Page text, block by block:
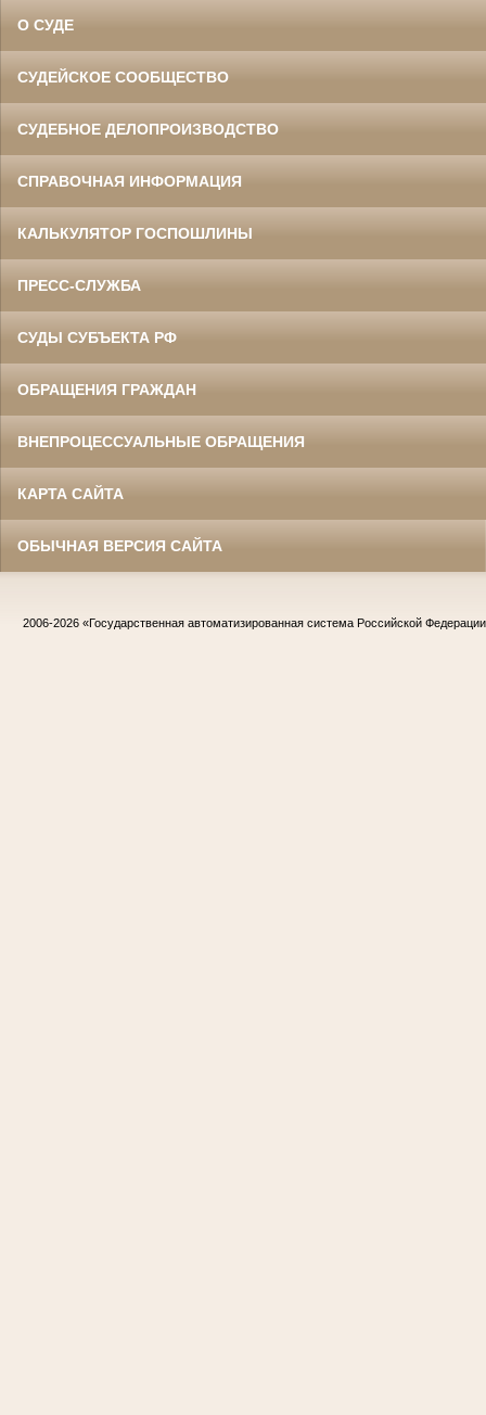
О СУДЕ
СУДЕЙСКОЕ СООБЩЕСТВО
СУДЕБНОЕ ДЕЛОПРОИЗВОДСТВО
СПРАВОЧНАЯ ИНФОРМАЦИЯ
КАЛЬКУЛЯТОР ГОСПОШЛИНЫ
ПРЕСС-СЛУЖБА
СУДЫ СУБЪЕКТА РФ
ОБРАЩЕНИЯ ГРАЖДАН
ВНЕПРОЦЕССУАЛЬНЫЕ ОБРАЩЕНИЯ
КАРТА САЙТА
ОБЫЧНАЯ ВЕРСИЯ САЙТА
2006-2026 «Государственная автоматизированная система Российской